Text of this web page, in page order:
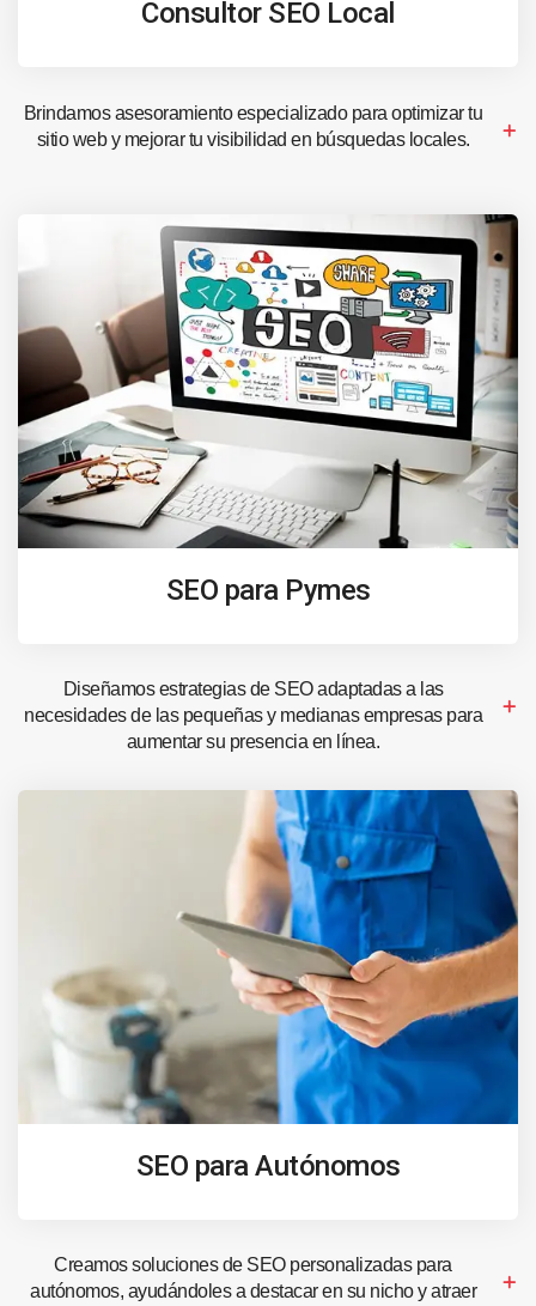
Consultor SEO Local
Brindamos asesoramiento especializado para optimizar tu
sitio web y mejorar tu visibilidad en búsquedas locales.
SEO para Pymes
Diseñamos estrategias de SEO adaptadas a las
necesidades de las pequeñas y medianas empresas para
aumentar su presencia en línea.
SEO para Autónomos
Creamos soluciones de SEO personalizadas para
autónomos, ayudándoles a destacar en su nicho y atraer